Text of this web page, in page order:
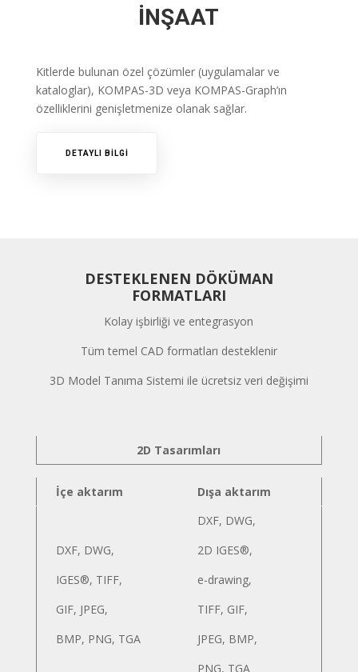
İNŞAAT
Kitlerde bulunan özel çözümler (uygulamalar ve
kataloglar), KOMPAS-3D veya KOMPAS-Graph’ın
özelliklerini genişletmenize olanak sağlar.
DETAYLI BİLGİ
DESTEKLENEN DÖKÜMAN
FORMATLARI
Kolay işbirliği ve entegrasyon
Tüm temel CAD formatları desteklenir
3D Model Tanıma Sistemi ile ücretsiz veri değişimi
2D Tasarımları
İçe aktarım Dışa aktarım
DXF, DWG,
IGES®, TIFF,
GIF, JPEG,
BMP, PNG, TGA
DXF, DWG,
2D IGES®,
e-drawing,
TIFF, GIF,
JPEG, BMP,
PNG, TGA